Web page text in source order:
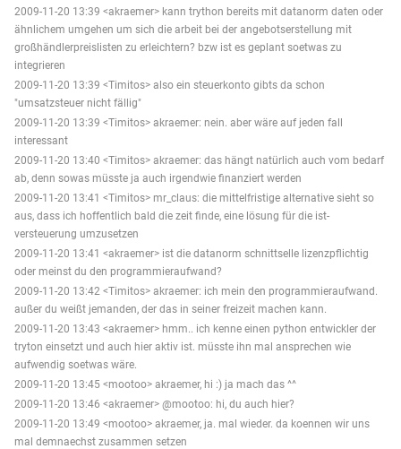
2009-11-20 13:39 <akraemer> kann trython bereits mit datanorm daten oder
ähnlichem umgehen um sich die arbeit bei der angebotserstellung mit
großhändlerpreislisten zu erleichtern? bzw ist es geplant soetwas zu
integrieren
2009-11-20 13:39 <Timitos> also ein steuerkonto gibts da schon
"umsatzsteuer nicht fällig"
2009-11-20 13:39 <Timitos> akraemer: nein. aber wäre auf jeden fall
interessant
2009-11-20 13:40 <Timitos> akraemer: das hängt natürlich auch vom bedarf
ab, denn sowas müsste ja auch irgendwie finanziert werden
2009-11-20 13:41 <Timitos> mr_claus: die mittelfristige alternative sieht so
aus, dass ich hoffentlich bald die zeit finde, eine lösung für die ist-
versteuerung umzusetzen
2009-11-20 13:41 <akraemer> ist die datanorm schnittselle lizenzpflichtig
oder meinst du den programmieraufwand?
2009-11-20 13:42 <Timitos> akraemer: ich mein den programmieraufwand.
außer du weißt jemanden, der das in seiner freizeit machen kann.
2009-11-20 13:43 <akraemer> hmm.. ich kenne einen python entwickler der
tryton einsetzt und auch hier aktiv ist. müsste ihn mal ansprechen wie
aufwendig soetwas wäre.
2009-11-20 13:45 <mootoo> akraemer, hi :) ja mach das ^^
2009-11-20 13:46 <akraemer> @mootoo: hi, du auch hier?
2009-11-20 13:49 <mootoo> akraemer, ja. mal wieder. da koennen wir uns
mal demnaechst zusammen setzen